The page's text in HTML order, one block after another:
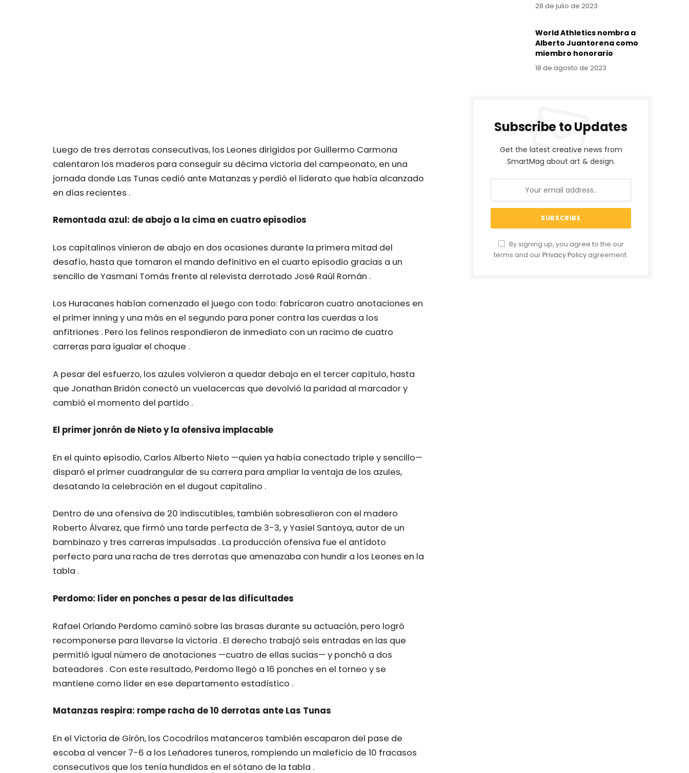
Luego de tres derrotas consecutivas, los Leones dirigidos por Guillermo Carmona
calentaron los maderos para conseguir su décima victoria del campeonato, en una
jornada donde Las Tunas cedió ante Matanzas y perdió el liderato que había alcanzado
en días recientes .
Remontada azul: de abajo a la cima en cuatro episodios
Los capitalinos vinieron de abajo en dos ocasiones durante la primera mitad del
desafío, hasta que tomaron el mando definitivo en el cuarto episodio gracias a un
sencillo de Yasmani Tomás frente al relevista derrotado José Raúl Román .
Los Huracanes habían comenzado el juego con todo: fabricaron cuatro anotaciones en
el primer inning y una más en el segundo para poner contra las cuerdas a los
anfitriones . Pero los felinos respondieron de inmediato con un racimo de cuatro
carreras para igualar el choque .
A pesar del esfuerzo, los azules volvieron a quedar debajo en el tercer capítulo, hasta
que Jonathan Bridón conectó un vuelacercas que devolvió la paridad al marcador y
cambió el momento del partido .
El primer jonrón de Nieto y la ofensiva implacable
En el quinto episodio, Carlos Alberto Nieto —quien ya había conectado triple y sencillo—
disparó el primer cuadrangular de su carrera para ampliar la ventaja de los azules,
desatando la celebración en el dugout capitalino .
Dentro de una ofensiva de 20 indiscutibles, también sobresalieron con el madero
Roberto Álvarez, que firmó una tarde perfecta de 3-3, y Yasiel Santoya, autor de un
bambinazo y tres carreras impulsadas . La producción ofensiva fue el antídoto
perfecto para una racha de tres derrotas que amenazaba con hundir a los Leones en la
tabla .
Perdomo: líder en ponches a pesar de las dificultades
Rafael Orlando Perdomo caminó sobre las brasas durante su actuación, pero logró
recomponerse para llevarse la victoria . El derecho trabajó seis entradas en las que
permitió igual número de anotaciones —cuatro de ellas sucias— y ponchó a dos
bateadores . Con este resultado, Perdomo llegó a 16 ponches en el torneo y se
mantiene como líder en ese departamento estadístico .
Matanzas respira: rompe racha de 10 derrotas ante Las Tunas
En el Victoria de Girón, los Cocodrilos matanceros también escaparon del pase de
escoba al vencer 7-6 a los Leñadores tuneros, rompiendo un maleficio de 10 fracasos
consecutivos que los tenía hundidos en el sótano de la tabla .
28 de julio de 2023
World Athletics nombra a
Alberto Juantorena como
miembro honorario
18 de agosto de 2023
Subscribe to Updates
Get the latest creative news from
SmartMag about art & design.
By signing up, you agree to the our
terms and ourPrivacy Policy agreement.